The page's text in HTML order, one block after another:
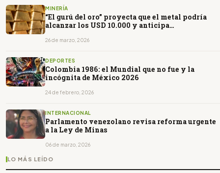
MINERÍA
“El gurú del oro” proyecta que el metal podría
alcanzar los USD 10.000 y anticipa
26 de marzo, 2026
DEPORTES
Colombia 1986: el Mundial que no fue y la
incógnita de México 2026
24 de febrero, 2026
INTERNACIONAL
Parlamento venezolano revisa reforma urgente
a la Ley de Minas
06 de marzo, 2026
LO MÁS LEÍDO